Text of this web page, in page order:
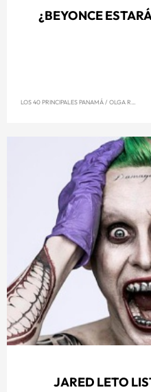
¿BEYONCE
LOS 40 PRINCIPALES PANAMÁ/ OLGA REYNA
JARED LETO